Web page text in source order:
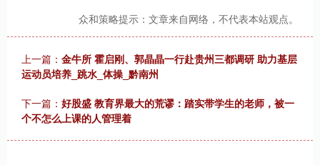
众和策略提示：文章来自网络，不代表本站观点。
上一篇： 金牛所 霍启刚、郭晶晶一行赴贵州三都调研 助力基层
运动员培养_跳水_体操_黔南州
下一篇： 好股盛 教育界最大的荒谬：踏实带学生的老师，被一
个不怎么上课的人管理着